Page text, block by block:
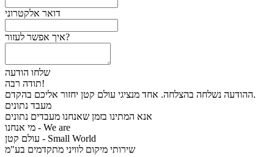
דואר אלקטרוני
איך אפשר לעזור?
שלחו הודעה
תודה רבה!
ההודעה נשלחה בהצלחה. אחד מנציגי עולם קטן יחזור אליכם בהקדם.
מעבד נתונים
אנא המתינו בזמן שאנחנו מעבדים נתונים
מי אנחנו - We are
עולם קטן - Small World
שירותי מיקום לוויני מתקדמים בע"מ